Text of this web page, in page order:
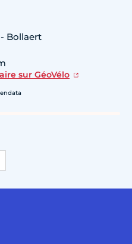
Bollaert
sur GéoVélo